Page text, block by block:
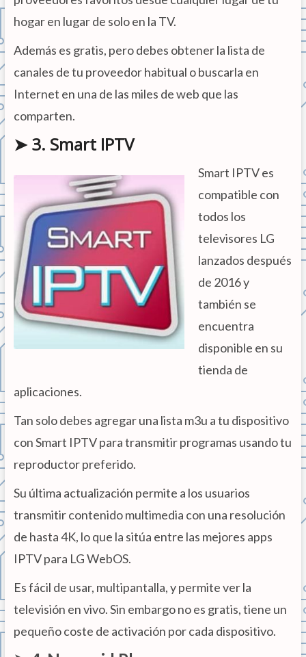
hogar en lugar de solo en la TV.
Además es gratis, pero debes obtener la lista de
canales de tu proveedor habitual o buscarla en
Internet en una de las miles de web que las
comparten.
➤ 3. Smart IPTV
Smart IPTV es
compatible con
todos los
televisores LG
lanzados después
de 2016 y
también se
encuentra
disponible en su
tienda de
aplicaciones.
Tan solo debes agregar una lista m3u a tu dispositivo
con Smart IPTV para transmitir programas usando tu
reproductor preferido.
Su última actualización permite a los usuarios
transmitir contenido multimedia con una resolución
de hasta 4K, lo que la sitúa entre las mejores apps
IPTV para LG WebOS.
Es fácil de usar, multipantalla, y permite ver la
televisión en vivo. Sin embargo no es gratis, tiene un
pequeño coste de activación por cada dispositivo.